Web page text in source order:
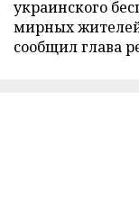
украинского
мирных
сообщил глава